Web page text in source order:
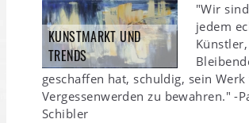
KUNSTMARKT UND
TRENDS
"Wir
jedem
geschaffen hat, schuldig, sein
Vergessenwerden zu bewahren." -
Schibler